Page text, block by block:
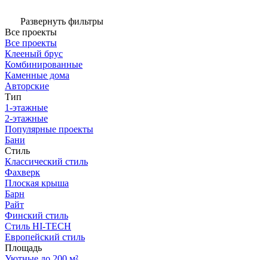
Развернуть фильтры
Все проекты
Все проекты
Клееный брус
Комбинированные
Каменные дома
Авторские
Тип
1-этажные
2-этажные
Популярные проекты
Бани
Стиль
Классический стиль
Фахверк
Плоская крыша
Барн
Райт
Финский стиль
Стиль HI-TECH
Европейский стиль
Площадь